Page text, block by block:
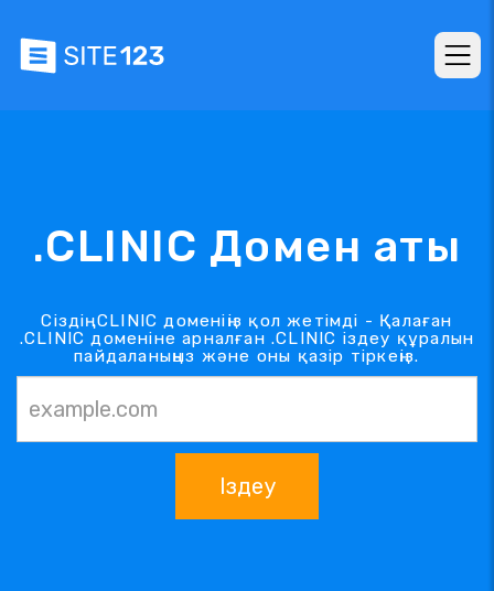
.CLINIC Домен аты
Сіздің .CLINIC доменіңіз қол жетімді - Қалаған
.CLINIC доменіне арналған .CLINIC іздеу құралын
пайдаланыңыз және оны қазір тіркеңіз.
Іздеу